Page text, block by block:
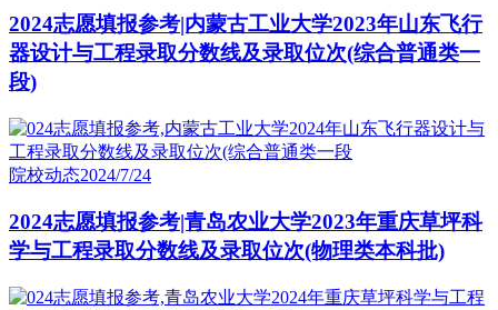
2024志愿填报参考|内蒙古工业大学2023年山东飞行
器设计与工程录取分数线及录取位次(综合普通类一
段)
院校动态2024/7/24
2024志愿填报参考|青岛农业大学2023年重庆草坪科
学与工程录取分数线及录取位次(物理类本科批)